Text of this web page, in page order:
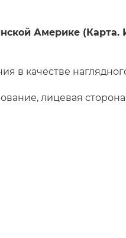
Америке (Карта.
в качестве
лицевая